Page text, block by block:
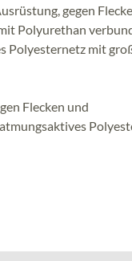
gegen
Polyurethan
Polyesternetz mit
Flecken und